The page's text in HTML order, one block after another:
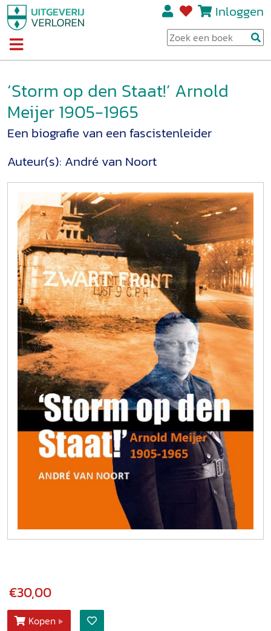
Inloggen
‘Storm op den Staat!’ Arnold
Meijer 1905-1965
Een biografie van een fascistenleider
Auteur(s): André van Noort
€30,00
Kopen